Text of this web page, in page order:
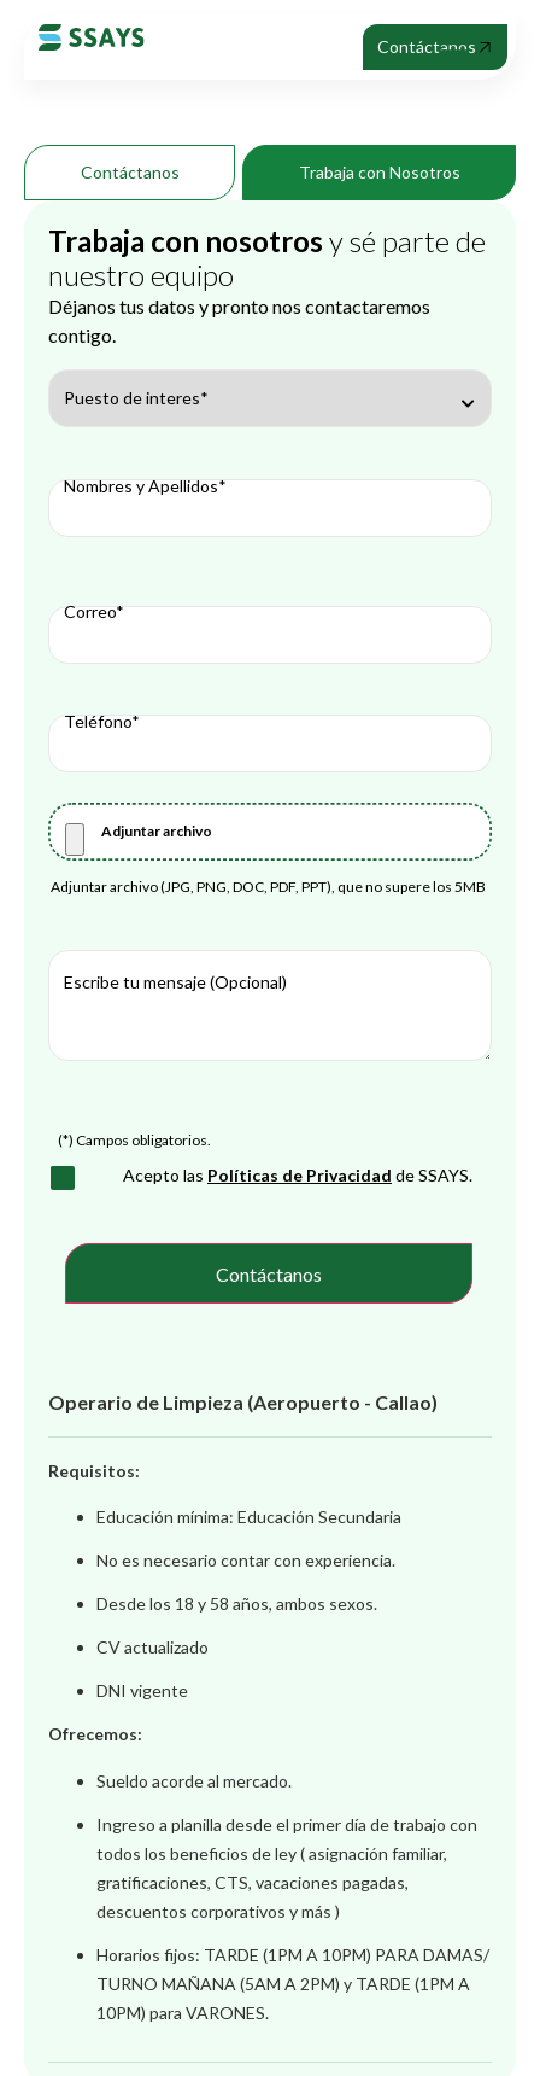
Contáctanos
Contáctanos Trabaja con Nosotros
Trabaja con nosotros y sé parte de
nuestro equipo
Déjanos tus datos y pronto nos contactaremos
contigo.
Puesto de interes*
Nombres y Apellidos*
Correo*
Teléfono*
Adjuntar archivo
Adjuntar archivo (JPG, PNG, DOC, PDF, PPT), que no supere los 5MB
Escribe tu mensaje (Opcional)
(*) Campos obligatorios.
Acepto las Políticas de Privacidad de SSAYS.
Operario de Limpieza (Aeropuerto - Callao)
Requisitos:
Educación mínima: Educación Secundaria
No es necesario contar con experiencia.
Desde los 18 y 58 años, ambos sexos.
CV actualizado
DNI vigente
Ofrecemos:
Sueldo acorde al mercado.
Ingreso a planilla desde el primer día de trabajo con
todos los beneficios de ley ( asignación familiar,
gratificaciones, CTS, vacaciones pagadas,
descuentos corporativos y más )
Horarios fijos: TARDE (1PM A 10PM) PARA DAMAS/
TURNO MAÑANA (5AM A 2PM) y TARDE (1PM A
10PM) para VARONES.